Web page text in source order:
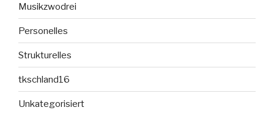
Musikzwodrei
Personelles
Strukturelles
tkschland16
Unkategorisiert